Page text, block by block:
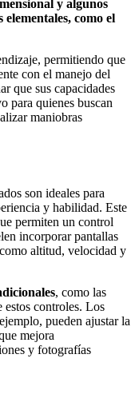
y algunos
como el
permitiendo que
con el manejo del
que sus capacidades
para quienes buscan
maniobras
son ideales para
y habilidad. Este
permiten un control
incorporar pantallas
altitud, velocidad y
, como las
estos controles. Los
pueden ajustar la
mejora
y fotografías